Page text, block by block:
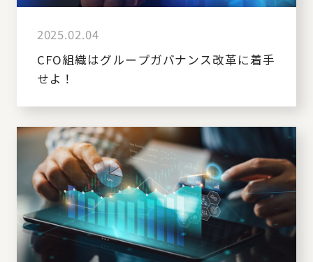
2025.02.04
CFO組織はグループガバナンス改革に着手
せよ！